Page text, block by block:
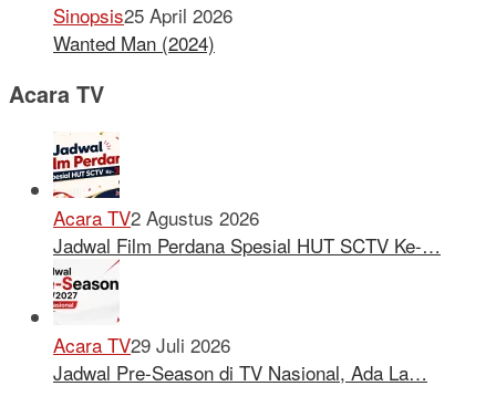
Sinopsis25 April 2026
Wanted Man (2024)
Acara TV
Acara TV2 Agustus 2026
Jadwal Film Perdana Spesial HUT SCTV Ke-…
Acara TV29 Juli 2026
Jadwal Pre-Season di TV Nasional, Ada La…